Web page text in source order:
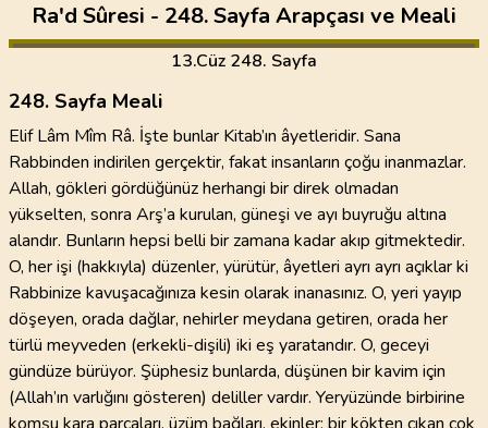
Ra'd Sûresi - 248. Sayfa Arapçası ve Meali
13.Cüz 248. Sayfa
248. Sayfa Meali
Elif Lâm Mîm Râ. İşte bunlar Kitab’ın âyetleridir. Sana
Rabbinden indirilen gerçektir, fakat insanların çoğu inanmazlar.
Allah, gökleri gördüğünüz herhangi bir direk olmadan
yükselten, sonra Arş’a kurulan, güneşi ve ayı buyruğu altına
alandır. Bunların hepsi belli bir zamana kadar akıp gitmektedir.
O, her işi (hakkıyla) düzenler, yürütür, âyetleri ayrı ayrı açıklar ki
Rabbinize kavuşacağınıza kesin olarak inanasınız. O, yeri yayıp
döşeyen, orada dağlar, nehirler meydana getiren, orada her
türlü meyveden (erkekli-dişili) iki eş yaratandır. O, geceyi
gündüze bürüyor. Şüphesiz bunlarda, düşünen bir kavim için
(Allah’ın varlığını gösteren) deliller vardır. Yeryüzünde birbirine